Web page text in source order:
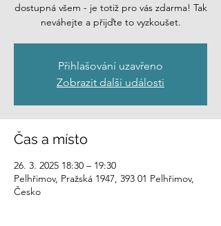
dostupná všem - je totiž pro vás zdarma! Tak
neváhejte a přijďte to vyzkoušet.
Přihlašování uzavřeno
Zobrazit další události
Čas a místo
26. 3. 2025 18:30 – 19:30
Pelhřimov, Pražská 1947, 393 01 Pelhřimov,
Česko